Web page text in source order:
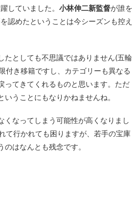
していました。 小林伸二新監督が誰を
認めたということは今シーズンも控え
たとしても不思議ではありません(五輪
付き移籍ですし、カテゴリーも異なる
ってきてくれるものと思います。ただ
うことにもなりかねませんね。
くなってしまう可能性が高くなりまし
て行かれても困りますが、若手の宝庫
はなんとも残念です。